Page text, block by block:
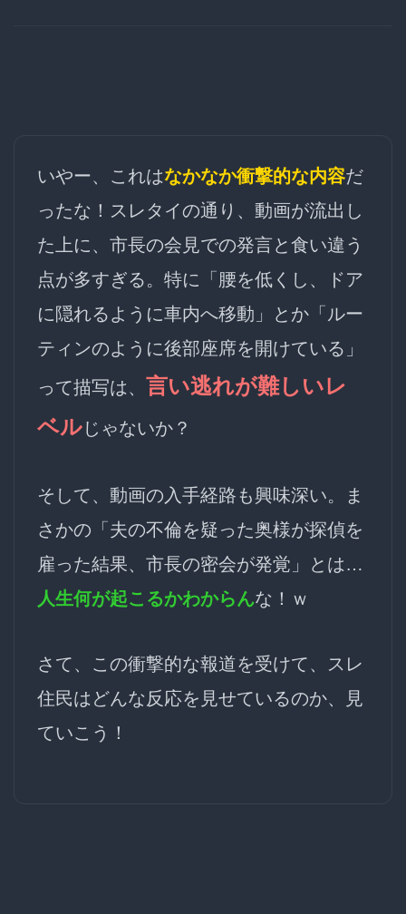
いやー、これはなかなか衝撃的な内容だ
ったな！スレタイの通り、動画が流出し
た上に、市長の会見での発言と食い違う
点が多すぎる。特に「腰を低くし、ドア
に隠れるように車内へ移動」とか「ルー
ティンのように後部座席を開けている」
って描写は、 言い逃れが難しいレ
ベルじゃないか？
そして、動画の入手経路も興味深い。ま
さかの「夫の不倫を疑った奥様が探偵を
雇った結果、市長の密会が発覚」とは…
人生何が起こるかわからんな！ｗ
さて、この衝撃的な報道を受けて、スレ
住民はどんな反応を見せているのか、見
ていこう！